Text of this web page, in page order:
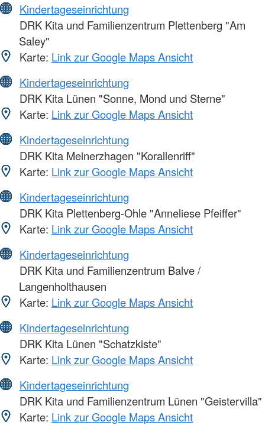
Kindertageseinrichtung
DRK Kita und Familienzentrum Plettenberg "Am
Saley"
Karte: Link zur Google Maps Ansicht
Kindertageseinrichtung
DRK Kita Lünen "Sonne, Mond und Sterne"
Karte: Link zur Google Maps Ansicht
Kindertageseinrichtung
DRK Kita Meinerzhagen "Korallenriff"
Karte: Link zur Google Maps Ansicht
Kindertageseinrichtung
DRK Kita Plettenberg-Ohle "Anneliese Pfeiffer"
Karte: Link zur Google Maps Ansicht
Kindertageseinrichtung
DRK Kita und Familienzentrum Balve /
Langenholthausen
Karte: Link zur Google Maps Ansicht
Kindertageseinrichtung
DRK Kita Lünen "Schatzkiste"
Karte: Link zur Google Maps Ansicht
Kindertageseinrichtung
DRK Kita und Familienzentrum Lünen "Geistervilla"
Karte: Link zur Google Maps Ansicht